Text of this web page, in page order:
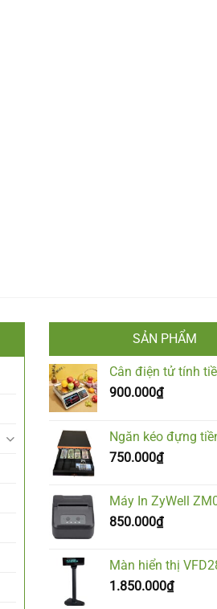
SẢN PHẨM
Cân điện tử tính
900.000₫
Ngăn kéo đựng
750.000₫
Máy In ZyWell
850.000₫
Màn hiển thị
1.850.000₫